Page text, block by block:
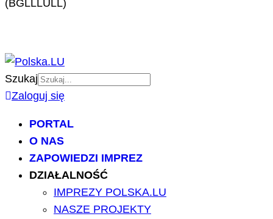
(BGLLLULL)
Szukaj
Zaloguj się
PORTAL
O NAS
ZAPOWIEDZI IMPREZ
DZIAŁALNOŚĆ
IMPREZY POLSKA.LU
NASZE PROJEKTY